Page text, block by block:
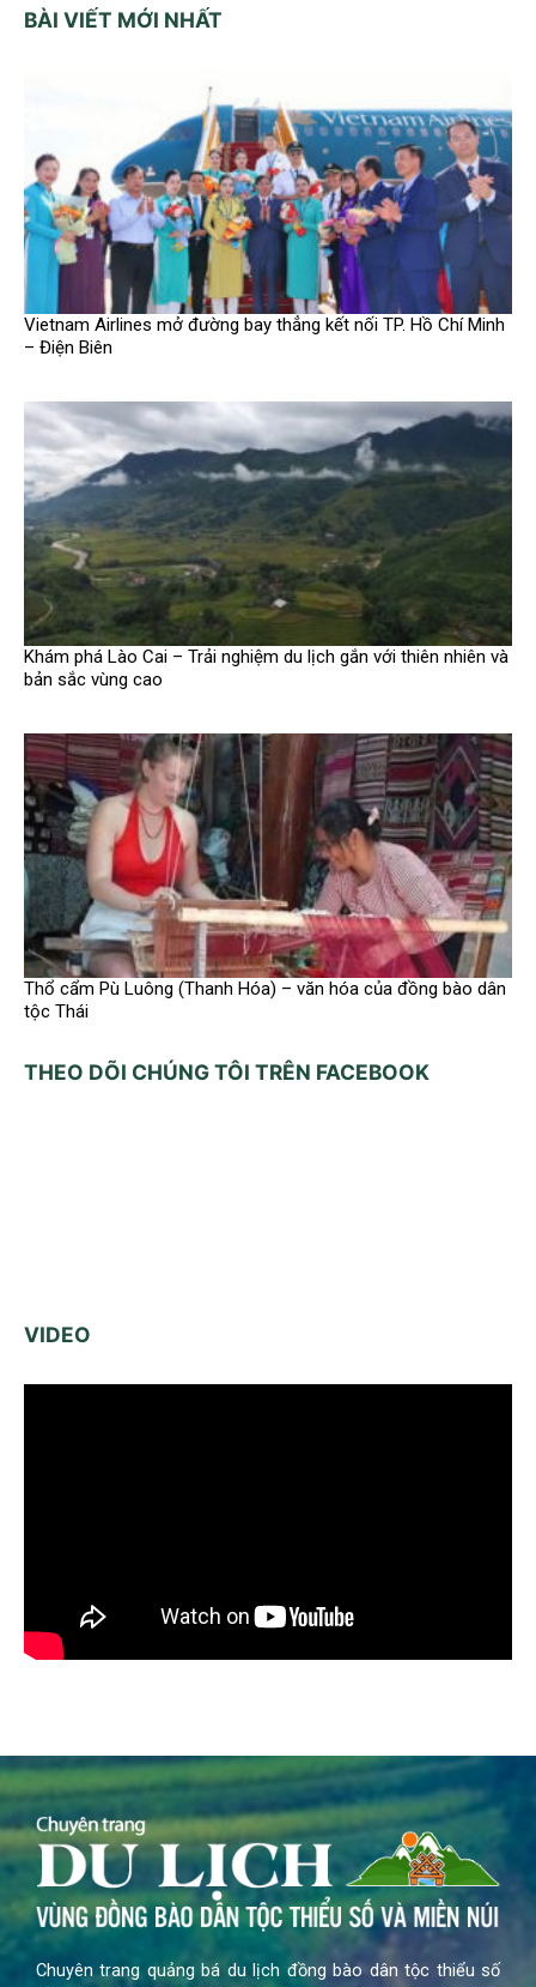
BÀI VIẾT MỚI NHẤT
Vietnam Airlines mở đường bay thẳng kết nối TP. Hồ Chí Minh
– Điện Biên
Khám phá Lào Cai – Trải nghiệm du lịch gắn với thiên nhiên và
bản sắc vùng cao
Thổ cẩm Pù Luông (Thanh Hóa) – văn hóa của đồng bào dân
tộc Thái
THEO DÕI CHÚNG TÔI TRÊN FACEBOOK
VIDEO
Chuyên trang quảng bá du lịch đồng bào dân tộc thiểu số